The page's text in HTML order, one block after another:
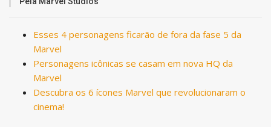
Esses 4 personagens ficarão de fora da fase 5 da
Marvel
Personagens icônicas se casam em nova HQ da
Marvel
Descubra os 6 ícones Marvel que revolucionaram o
cinema!